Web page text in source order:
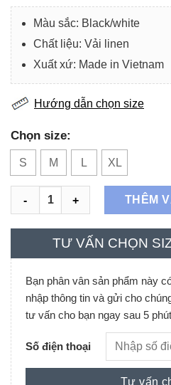
Màu sắc: Black/white
Chất liệu: Vải linen
Xuất xứ: Made in Vietnam
Hướng dẫn chọn size
Chọn size:
S M L XL
Áo len trắng đen Black/white số
THÊM
TƯ VẤN CHỌN
Bạn phân vân sản phẩm này
nhập thông tin và gửi cho
tư vấn cho bạn ngay sau 5
Số điện thoại